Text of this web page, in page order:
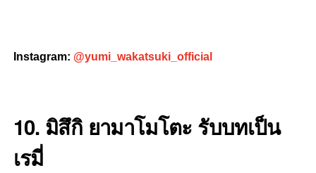
Instagram: @yumi_wakatsuki_official
10. มิสึกิ ยามาโมโตะ รับบทเป็น
เรมี่